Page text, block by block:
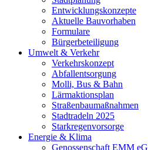
Entwicklungskonzepte
Aktuelle Bauvorhaben
Formulare
Bürgerbeteiligung
Umwelt & Verkehr
Verkehrskonzept
Abfallentsorgung
Molli, Bus & Bahn
Lärmaktionsplan
Straßenbaumaßnahmen
Stadtradeln 2025
Starkregenvorsorge
Energie & Klima
Genossenschaft EMM eG